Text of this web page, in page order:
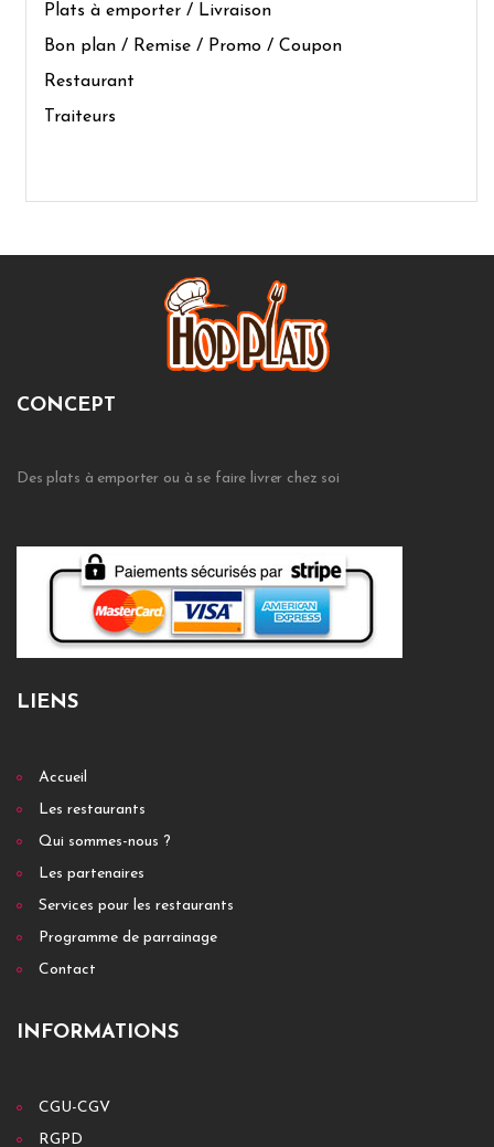
Plats à emporter / Livraison
Bon plan / Remise / Promo / Coupon
Restaurant
Traiteurs
CONCEPT
Des plats à emporter ou à se faire livrer chez soi
LIENS
Accueil
Les restaurants
Qui sommes-nous ?
Les partenaires
Services pour les restaurants
Programme de parrainage
Contact
INFORMATIONS
CGU-CGV
RGPD